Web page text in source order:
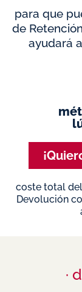
para que
de
ayudará
coste total
Devolución
·